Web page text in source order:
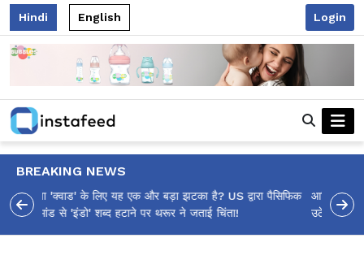
Hindi English Login
BREAKING NEWS
आलिया भट्ट का मज़ेदार 'शर्वरी कहाँ है?' पोस्ट, 'अल्फा' टीज़र पर
उठे सवालों का मज़ाकिया जवाब!